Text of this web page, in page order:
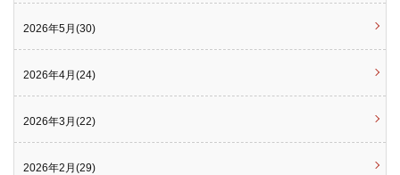
2026年5月(30)
2026年4月(24)
2026年3月(22)
2026年2月(29)